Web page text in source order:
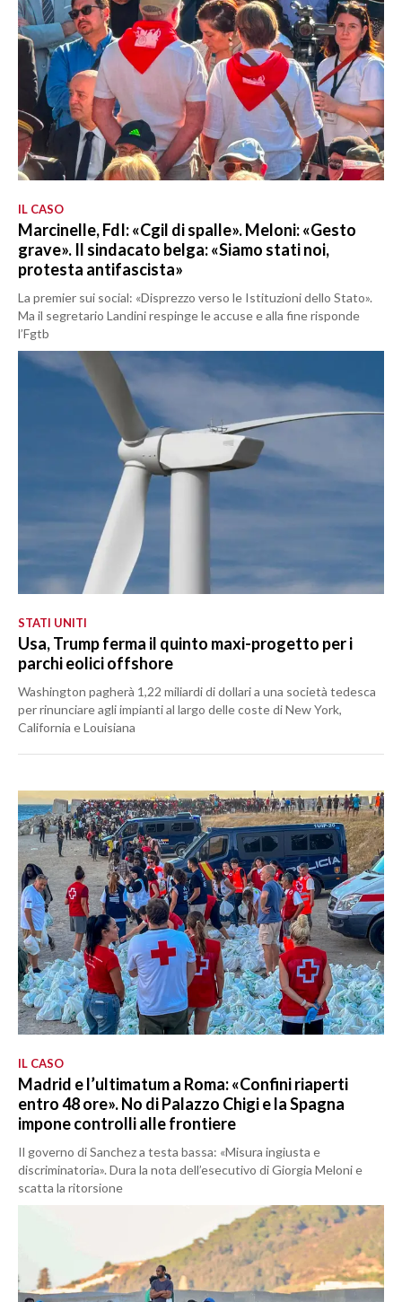
IL CASO
Marcinelle, FdI: «Cgil di spalle». Meloni: «Gesto
grave». Il sindacato belga: «Siamo stati noi,
protesta antifascista»
La premier sui social: «Disprezzo verso le Istituzioni dello Stato».
Ma il segretario Landini respinge le accuse e alla fine risponde
l’Fgtb
STATI UNITI
Usa, Trump ferma il quinto maxi-progetto per i
parchi eolici offshore
Washington pagherà 1,22 miliardi di dollari a una società tedesca
per rinunciare agli impianti al largo delle coste di New York,
California e Louisiana
IL CASO
Madrid e l’ultimatum a Roma: «Confini riaperti
entro 48 ore». No di Palazzo Chigi e la Spagna
impone controlli alle frontiere
Il governo di Sanchez a testa bassa: «Misura ingiusta e
discriminatoria». Dura la nota dell’esecutivo di Giorgia Meloni e
scatta la ritorsione